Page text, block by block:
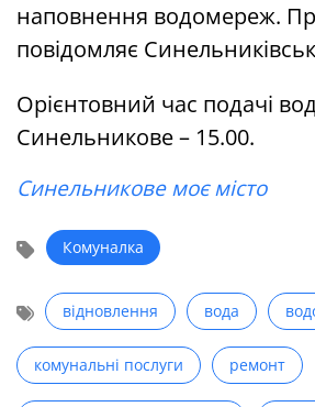
наповнення водомереж.
повідомляє
Орієнтовний час подачі
Синельникове – 15.00.
Синельникове моє місто
Комуналка
відновлення вода
комунальні послуги ремонт